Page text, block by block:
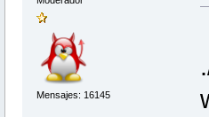
Mensajes: 16145